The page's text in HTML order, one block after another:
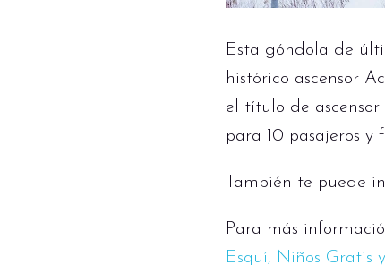
Esta góndola de
histórico ascensor
el título de
para 10 pasajeros y
También te puede
Para más
Esquí, Niños Gratis